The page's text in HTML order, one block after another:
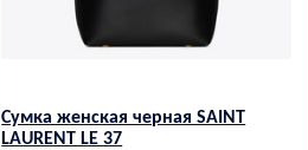
Сумка женская черная SАINТ
LАURЕNТ LE 37